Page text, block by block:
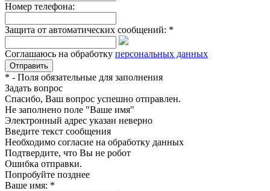
Номер телефона:
Защита от автоматических сообщений: *
Соглашаюсь на обработку персональных данных
* - Поля обязательные для заполнения
Задать вопрос
Спасибо, Ваш вопрос успешно отправлен.
Не заполнено поле "Ваше имя"
Электронный адрес указан неверно
Введите текст сообщения
Необходимо согласие на обработку данных
Подтвердите, что Вы не робот
Ошибка отправки.
Попробуйте позднее
Ваше имя: *